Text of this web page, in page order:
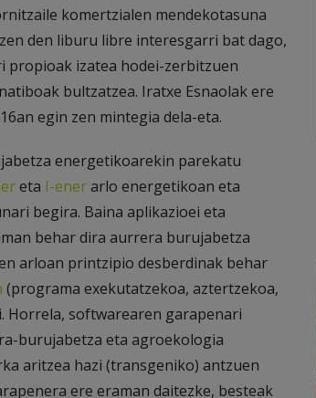
komertzialen mendekotasuna
den liburu libre interesgarri bat dago,
propioak izatea hodei-zerbitzuen
bultzatzea. Iratxe Esnaolak ere
egin zen mintegia dela-eta.
energetikoarekin parekatu
eta I-enerarlo energetikoan eta
begira. Baina aplikazioei eta
behar dira aurrera burujabetza
arloan printzipio desberdinak behar
(programa exekutatzekoa, aztertzekoa,
Horrela, softwarearen garapenari
burujabetza eta agroekologia
aritzea hazi (transgeniko) antzuen
ere eraman daitezke, besteak